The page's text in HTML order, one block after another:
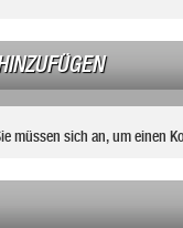
müssen sich an, um einen